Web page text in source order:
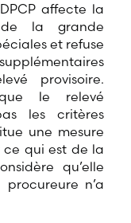
DPCP affecte la
la grande
et refuse
provisoire.
que le relevé
les critères
une mesure
ce qui est de la
qu’elle
n’a